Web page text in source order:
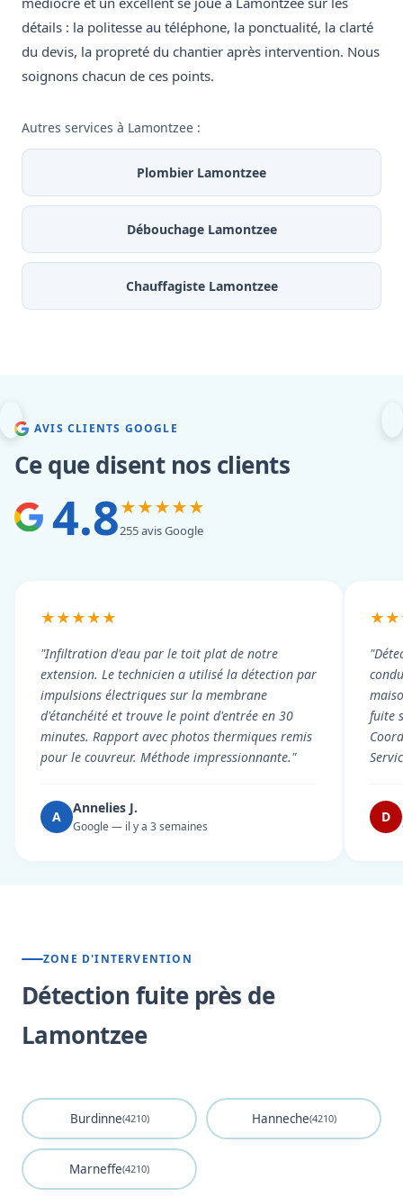
détails : la politesse au téléphone, la ponctualité, la clarté
du devis, la propreté du chantier après intervention. Nous
soignons chacun de ces points.
Autres services à Lamontzee :
Plombier Lamontzee
Débouchage Lamontzee
Chauffagiste Lamontzee
AVIS CLIENTS GOOGLE
Ce que disent nos clients
4.8★★★★★
255 avis Google
★★★★★
"Infiltration d'eau par le toit plat de notre
extension. Le technicien a utilisé la détection par
impulsions électriques sur la membrane
d'étanchéité et trouve le point d'entrée en 30
minutes. Rapport avec photos thermiques remis
pour le couvreur. Méthode impressionnante."
A
Annelies J.
Google — il y a 3 semaines
fuite
D
ZONE D'INTERVENTION
Détection fuite près de
Lamontzee
Burdinne(4210) Hanneche(4210)
Marneffe(4210)